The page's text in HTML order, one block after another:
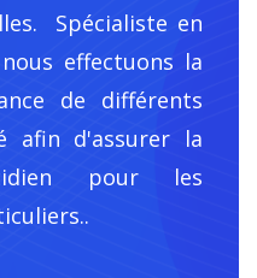
Spécialiste en
effectuons la
de différents
afin d'assurer la
pour les